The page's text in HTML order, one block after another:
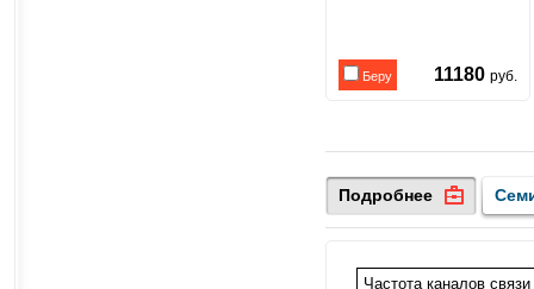
Беру 11180 руб.
Подробнее
Частота каналов связи